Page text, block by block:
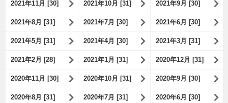
2021年11月 [30] 2021年10月 [31] 2021年9月 [30]
2021年8月 [31] 2021年7月 [30] 2021年6月 [30]
2021年5月 [31] 2021年4月 [30] 2021年3月 [31]
2021年2月 [28] 2021年1月 [31] 2020年12月 [31]
2020年11月 [30] 2020年10月 [31] 2020年9月 [30]
2020年8月 [31] 2020年7月 [31] 2020年6月 [30]